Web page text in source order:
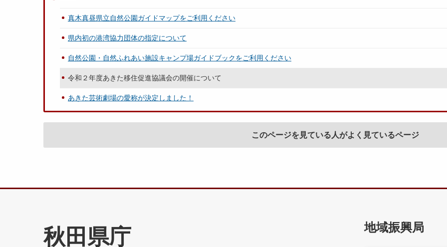
真木真昼県立自然公園ガイドマップをご利用ください
県内初の港湾協力団体の指定について
自然公園・自然ふれあい施設キャンプ場ガイドブックをご利用ください
令和２年度あきた移住促進協議会の開催について
あきた芸術劇場の愛称が決定しました！
このページを見ている人がよく見ているページ
秋田県庁 地域振興局